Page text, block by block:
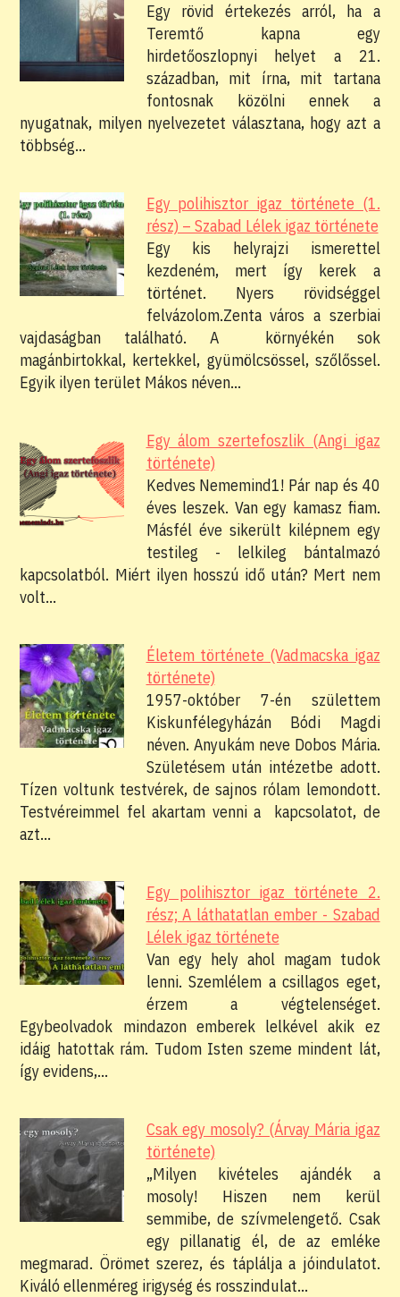
Egy rövid értekezés arról, ha a
Teremtő kapna egy
hirdetőoszlopnyi helyet a 21.
században, mit írna, mit tartana
fontosnak közölni ennek a
nyugatnak, milyen nyelvezetet választana, hogy azt a
többség…
Egy polihisztor igaz története (1.
rész) – Szabad Lélek igaz története
Egy kis helyrajzi ismerettel
kezdeném, mert így kerek a
történet. Nyers rövidséggel
felvázolom.Zenta város a szerbiai
vajdaságban található. A környékén sok
magánbirtokkal, kertekkel, gyümölcsössel, szőlőssel.
Egyik ilyen terület Mákos néven…
Egy álom szertefoszlik (Angi igaz
története)
Kedves Nememind1! Pár nap és 40
éves leszek. Van egy kamasz fiam.
Másfél éve sikerült kilépnem egy
testileg - lelkileg bántalmazó
kapcsolatból. Miért ilyen hosszú idő után? Mert nem
volt…
Életem története (Vadmacska igaz
története)
1957-október 7-én születtem
Kiskunfélegyházán Bódi Magdi
néven. Anyukám neve Dobos Mária.
Születésem után intézetbe adott.
Tízen voltunk testvérek, de sajnos rólam lemondott.
Testvéreimmel fel akartam venni a kapcsolatot, de
azt…
Egy polihisztor igaz története 2.
rész; A láthatatlan ember - Szabad
Lélek igaz története
Van egy hely ahol magam tudok
lenni. Szemlélem a csillagos eget,
érzem a végtelenséget.
Egybeolvadok mindazon emberek lelkével akik ez
idáig hatottak rám. Tudom Isten szeme mindent lát,
így evidens,…
Csak egy mosoly? (Árvay Mária igaz
története)
„Milyen kivételes ajándék a
mosoly! Hiszen nem kerül
semmibe, de szívmelengető. Csak
egy pillanatig él, de az emléke
megmarad. Örömet szerez, és táplálja a jóindu­la­tot.
Kiváló ellenméreg irigység és rosszindulat…